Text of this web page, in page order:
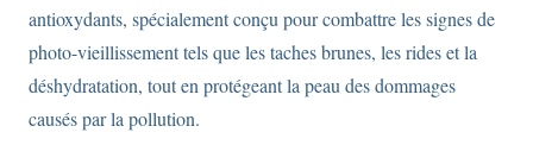
antioxydants, spécialement conçu pour combattre les signes de
photo-vieillissement tels que les taches brunes, les rides et la
déshydratation, tout en protégeant la peau des dommages
causés par la pollution.